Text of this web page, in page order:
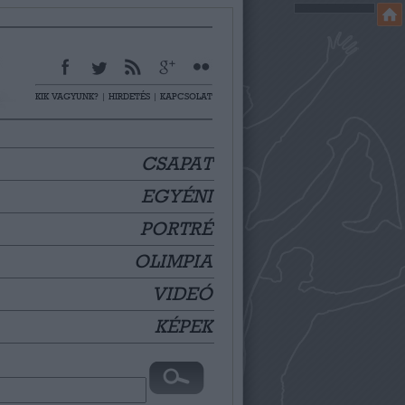
KIK VAGYUNK? | HIRDETÉS | KAPCSOLAT
CSAPAT
EGYÉNI
PORTRÉ
OLIMPIA
VIDEÓ
KÉPEK